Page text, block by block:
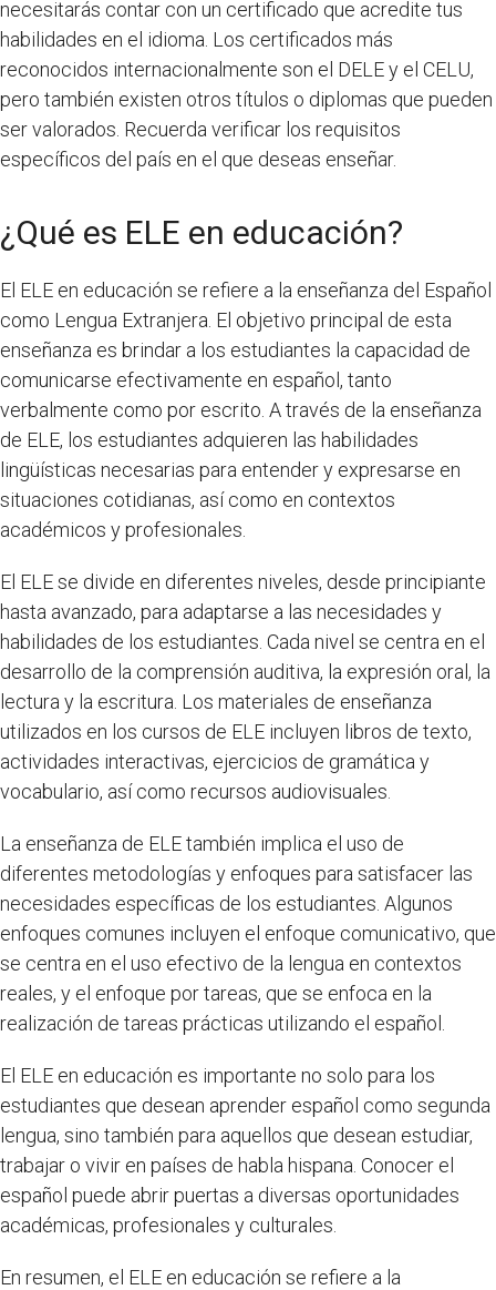
necesitarás contar con un certificado que acredite tus
habilidades en el idioma. Los certificados más
reconocidos internacionalmente son el DELE y el CELU,
pero también existen otros títulos o diplomas que pueden
ser valorados. Recuerda verificar los requisitos
específicos del país en el que deseas enseñar.
¿Qué es ELE en educación?
El ELE en educación se refiere a la enseñanza del Español
como Lengua Extranjera. El objetivo principal de esta
enseñanza es brindar a los estudiantes la capacidad de
comunicarse efectivamente en español, tanto
verbalmente como por escrito. A través de la enseñanza
de ELE, los estudiantes adquieren las habilidades
lingüísticas necesarias para entender y expresarse en
situaciones cotidianas, así como en contextos
académicos y profesionales.
El ELE se divide en diferentes niveles, desde principiante
hasta avanzado, para adaptarse a las necesidades y
habilidades de los estudiantes. Cada nivel se centra en el
desarrollo de la comprensión auditiva, la expresión oral, la
lectura y la escritura. Los materiales de enseñanza
utilizados en los cursos de ELE incluyen libros de texto,
actividades interactivas, ejercicios de gramática y
vocabulario, así como recursos audiovisuales.
La enseñanza de ELE también implica el uso de
diferentes metodologías y enfoques para satisfacer las
necesidades específicas de los estudiantes. Algunos
enfoques comunes incluyen el enfoque comunicativo, que
se centra en el uso efectivo de la lengua en contextos
reales, y el enfoque por tareas, que se enfoca en la
realización de tareas prácticas utilizando el español.
El ELE en educación es importante no solo para los
estudiantes que desean aprender español como segunda
lengua, sino también para aquellos que desean estudiar,
trabajar o vivir en países de habla hispana. Conocer el
español puede abrir puertas a diversas oportunidades
académicas, profesionales y culturales.
En resumen, el ELE en educación se refiere a la